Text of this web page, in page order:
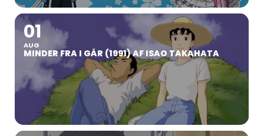
01
AUG
MINDER FRA I GÅR (1991) AF ISAO TAKAHATA